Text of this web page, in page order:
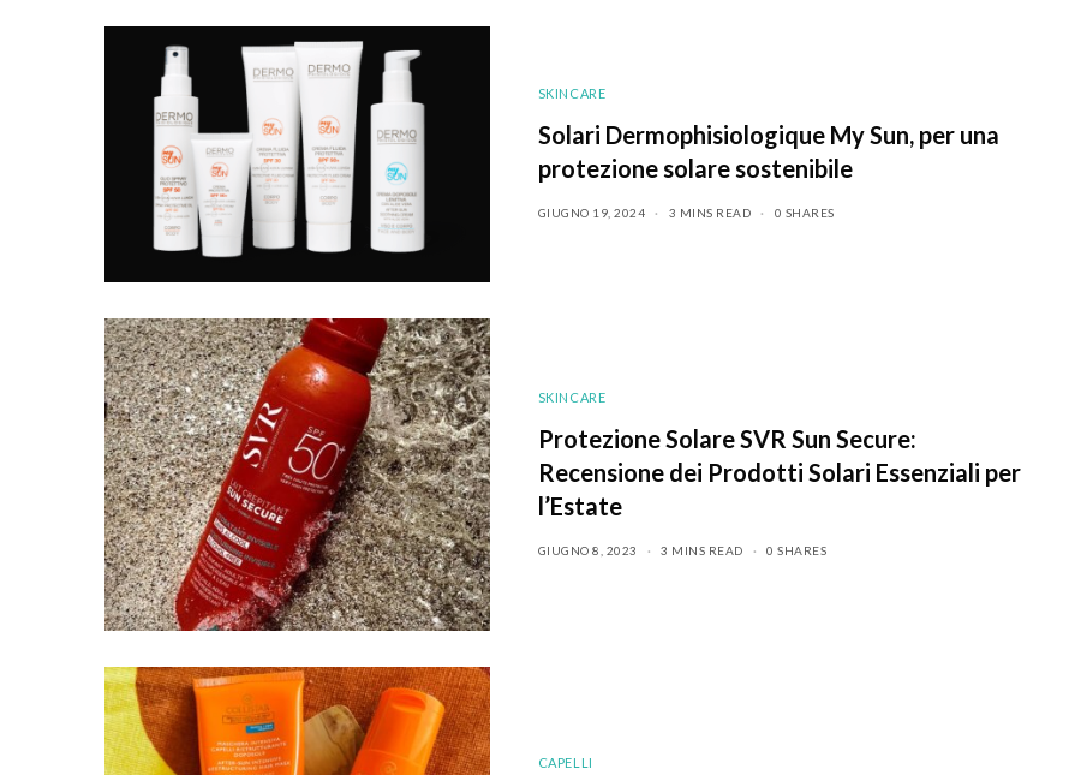
SKINCARE
Solari Dermophisiologique My Sun, per una
protezione solare sostenibile
GIUGNO 19, 2024 3 MINS READ 0 SHARES
SKINCARE
Protezione Solare SVR Sun Secure:
Recensione dei Prodotti Solari Essenziali per
l’Estate
GIUGNO 8, 2023 3 MINS READ 0 SHARES
CAPELLI